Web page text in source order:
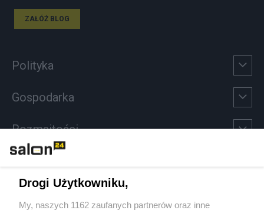
ZAŁÓŻ BLOG
Polityka
Gospodarka
Rozmaitości
Sport
Drogi Użytkowniku,
My, naszych 1162 zaufanych partnerów oraz inne